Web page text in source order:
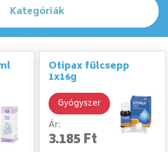
Kategóriák
Otipax fülcsepp
1x16g
Gyógyszer
Ár:
3.185 Ft